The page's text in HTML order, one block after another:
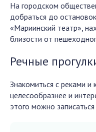
На городском
добраться до
«Мариинский театр»,
близости от
Речные
Знакомиться с реками и
целесообразнее и
этого можно